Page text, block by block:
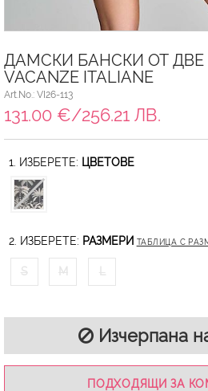
ДАМСКИ БАНСКИ ОТ
VACANZE ITALIANE
Art.No.: VI26-113
131.00 €/256.21 ЛВ.
1. ИЗБЕРЕТЕ: ЦВЕТОВЕ
2. ИЗБЕРЕТЕ: РАЗМЕРИ ТАБЛИЦА С
S M L
Изчерпана
ПОДХОДЯЩИ ЗА